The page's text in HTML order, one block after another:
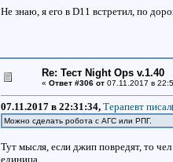
Не знаю, я его в D11 встретил, по
Re: Тест Night Ops v.1.40
« Ответ #306 от07.11.2017 в
07.11.2017 в 22:31:34, Терапевт
Можно сделать робота с АГС или РПГ.
Тут мысля, если джип повредят, то
единица.